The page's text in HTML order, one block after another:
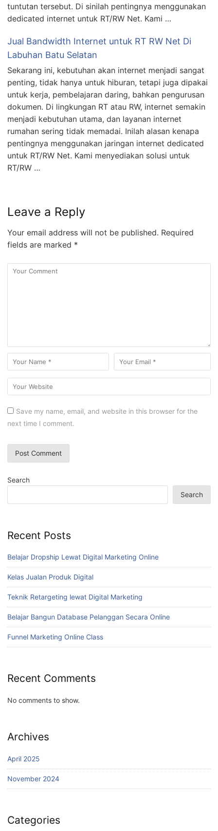
tuntutan tersebut. Di sinilah pentingnya menggunakan
dedicated internet untuk RT/RW Net. Kami …
Jual Bandwidth Internet untuk RT RW Net Di
Labuhan Batu Selatan
Sekarang ini, kebutuhan akan internet menjadi sangat
penting, tidak hanya untuk hiburan, tetapi juga dipakai
untuk kerja, pembelajaran daring, bahkan pengurusan
dokumen. Di lingkungan RT atau RW, internet semakin
menjadi kebutuhan utama, dan layanan internet
rumahan sering tidak memadai. Inilah alasan kenapa
pentingnya menggunakan jaringan internet dedicated
untuk RT/RW Net. Kami menyediakan solusi untuk
RT/RW …
Leave a Reply
Your email address will not be published. Required
fields are marked *
Save my name, email, and website in this browser for the
next time I comment.
Search
Search
Recent Posts
Belajar Dropship Lewat Digital Marketing Online
Kelas Jualan Produk Digital
Teknik Retargeting lewat Digital Marketing
Belajar Bangun Database Pelanggan Secara Online
Funnel Marketing Online Class
Recent Comments
No comments to show.
Archives
April 2025
November 2024
Categories